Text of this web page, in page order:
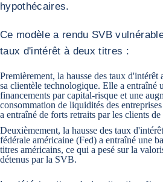
hypothécaires.
Ce modèle a rendu SVB
taux d'intérêt à deux titres :
Premièrement, la hausse des taux
sa clientèle technologique. Elle a entraîné
financements par capital-risque et une
consommation de liquidités des
a entraîné de forts retraits par les clients
Deuxièmement, la hausse des taux
fédérale américaine (Fed) a entraîné une
titres américains, ce qui a pesé sur la
détenus par la SVB.